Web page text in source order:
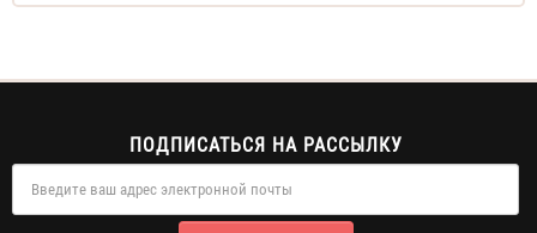
ПОДПИСАТЬСЯ НА РАССЫЛКУ